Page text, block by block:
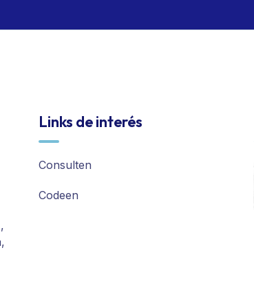
Links de interés
Consulten
Codeen